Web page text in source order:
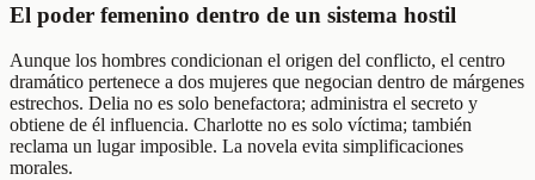
El poder femenino dentro de un sistema hostil
Aunque los hombres condicionan el origen del conflicto, el centro
dramático pertenece a dos mujeres que negocian dentro de márgenes
estrechos. Delia no es solo benefactora; administra el secreto y
obtiene de él influencia. Charlotte no es solo víctima; también
reclama un lugar imposible. La novela evita simplificaciones
morales.